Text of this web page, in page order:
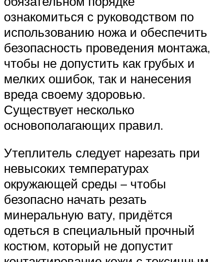
ознакомиться с руководством по
использованию ножа и обеспечить
безопасность проведения монтажа,
чтобы не допустить как грубых и
мелких ошибок, так и нанесения
вреда своему здоровью.
Существует несколько
основополагающих правил.
Утеплитель следует нарезать при
невысоких температурах
окружающей среды – чтобы
безопасно начать резать
минеральную вату, придётся
одеться в специальный прочный
костюм, который не допустит